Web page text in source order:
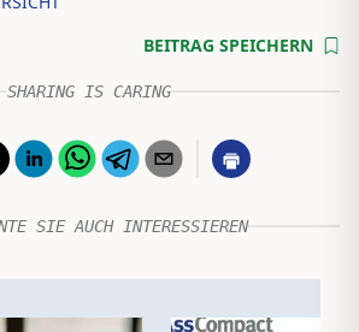
BEITRAG SPEICHERN
SHARING IS CARING
SIE AUCH INTERESSIEREN